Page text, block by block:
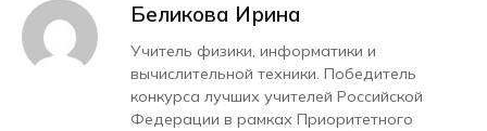
Беликова Ирина
Учитель физики, информатики и
вычислительной техники. Победитель
конкурса лучших учителей Российской
Федерации в рамках Приоритетного